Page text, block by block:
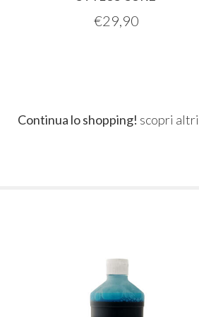
€29,90
Continua lo shopping! scopri